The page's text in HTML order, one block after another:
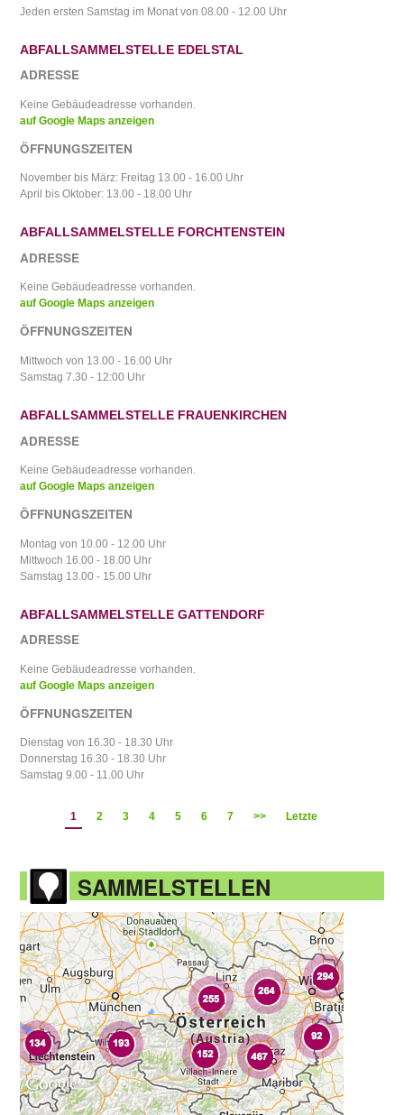
Jeden ersten Samstag im Monat von 08.00 - 12.00 Uhr
ABFALLSAMMELSTELLE EDELSTAL
ADRESSE
Keine Gebäudeadresse vorhanden.
auf Google Maps anzeigen
ÖFFNUNGSZEITEN
November bis März: Freitag 13.00 - 16.00 Uhr
April bis Oktober: 13.00 - 18.00 Uhr
ABFALLSAMMELSTELLE FORCHTENSTEIN
ADRESSE
Keine Gebäudeadresse vorhanden.
auf Google Maps anzeigen
ÖFFNUNGSZEITEN
Mittwoch von 13.00 - 16.00 Uhr
Samstag 7.30 - 12:00 Uhr
ABFALLSAMMELSTELLE FRAUENKIRCHEN
ADRESSE
Keine Gebäudeadresse vorhanden.
auf Google Maps anzeigen
ÖFFNUNGSZEITEN
Montag von 10.00 - 12.00 Uhr
Mittwoch 16.00 - 18.00 Uhr
Samstag 13.00 - 15.00 Uhr
ABFALLSAMMELSTELLE GATTENDORF
ADRESSE
Keine Gebäudeadresse vorhanden.
auf Google Maps anzeigen
ÖFFNUNGSZEITEN
Dienstag von 16.30 - 18.30 Uhr
Donnerstag 16.30 - 18.30 Uhr
Samstag 9.00 - 11.00 Uhr
1 2 3 4 5 6 7 >> Letzte
SAMMELSTELLEN